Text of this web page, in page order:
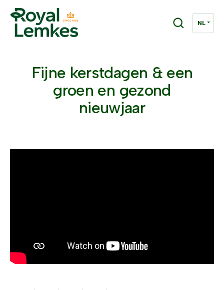
Fijne kerstdagen & een
groen en gezond
nieuwjaar